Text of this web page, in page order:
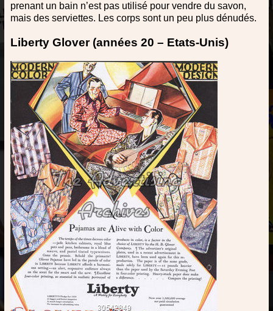
prenant un bain n’est pas utilisé pour vendre du savon,
mais des serviettes. Les corps sont un peu plus dénudés.
Liberty Glover (années 20 – Etats-Unis)